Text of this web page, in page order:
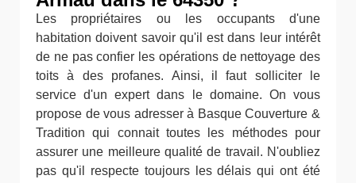
Les propriétaires ou les occupants d'une
habitation doivent savoir qu'il est dans leur intérêt
de ne pas confier les opérations de nettoyage des
toits à des profanes. Ainsi, il faut solliciter le
service d'un expert dans le domaine. On vous
propose de vous adresser à Basque Couverture &
Tradition qui connait toutes les méthodes pour
assurer une meilleure qualité de travail. N'oubliez
pas qu'il respecte toujours les délais qui ont été